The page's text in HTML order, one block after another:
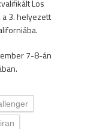
Los
3. helyezett
7-8-án